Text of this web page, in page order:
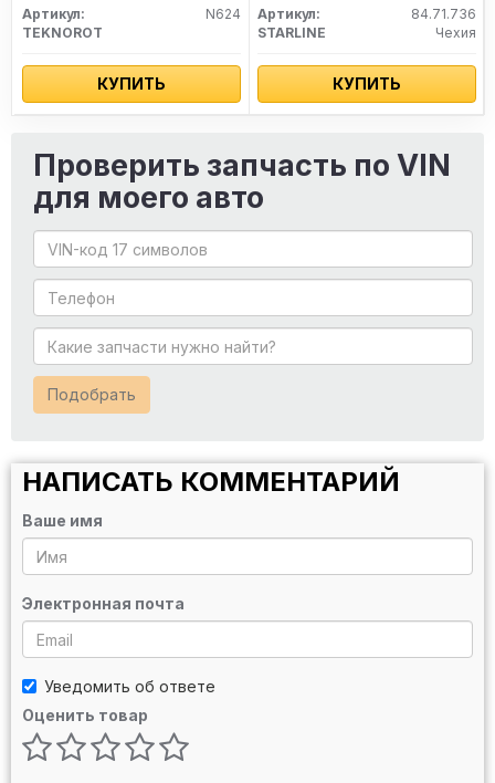
Артикул:
N624
TEKNOROT
КУПИТЬ
Артикул:
84.71.736
STARLINE
Чехия
КУПИТЬ
Проверить запчасть по VIN
для моего авто
Подобрать
НАПИСАТЬ КОММЕНТАРИЙ
Ваше имя
Электронная почта
Уведомить об ответе
Оценить товар